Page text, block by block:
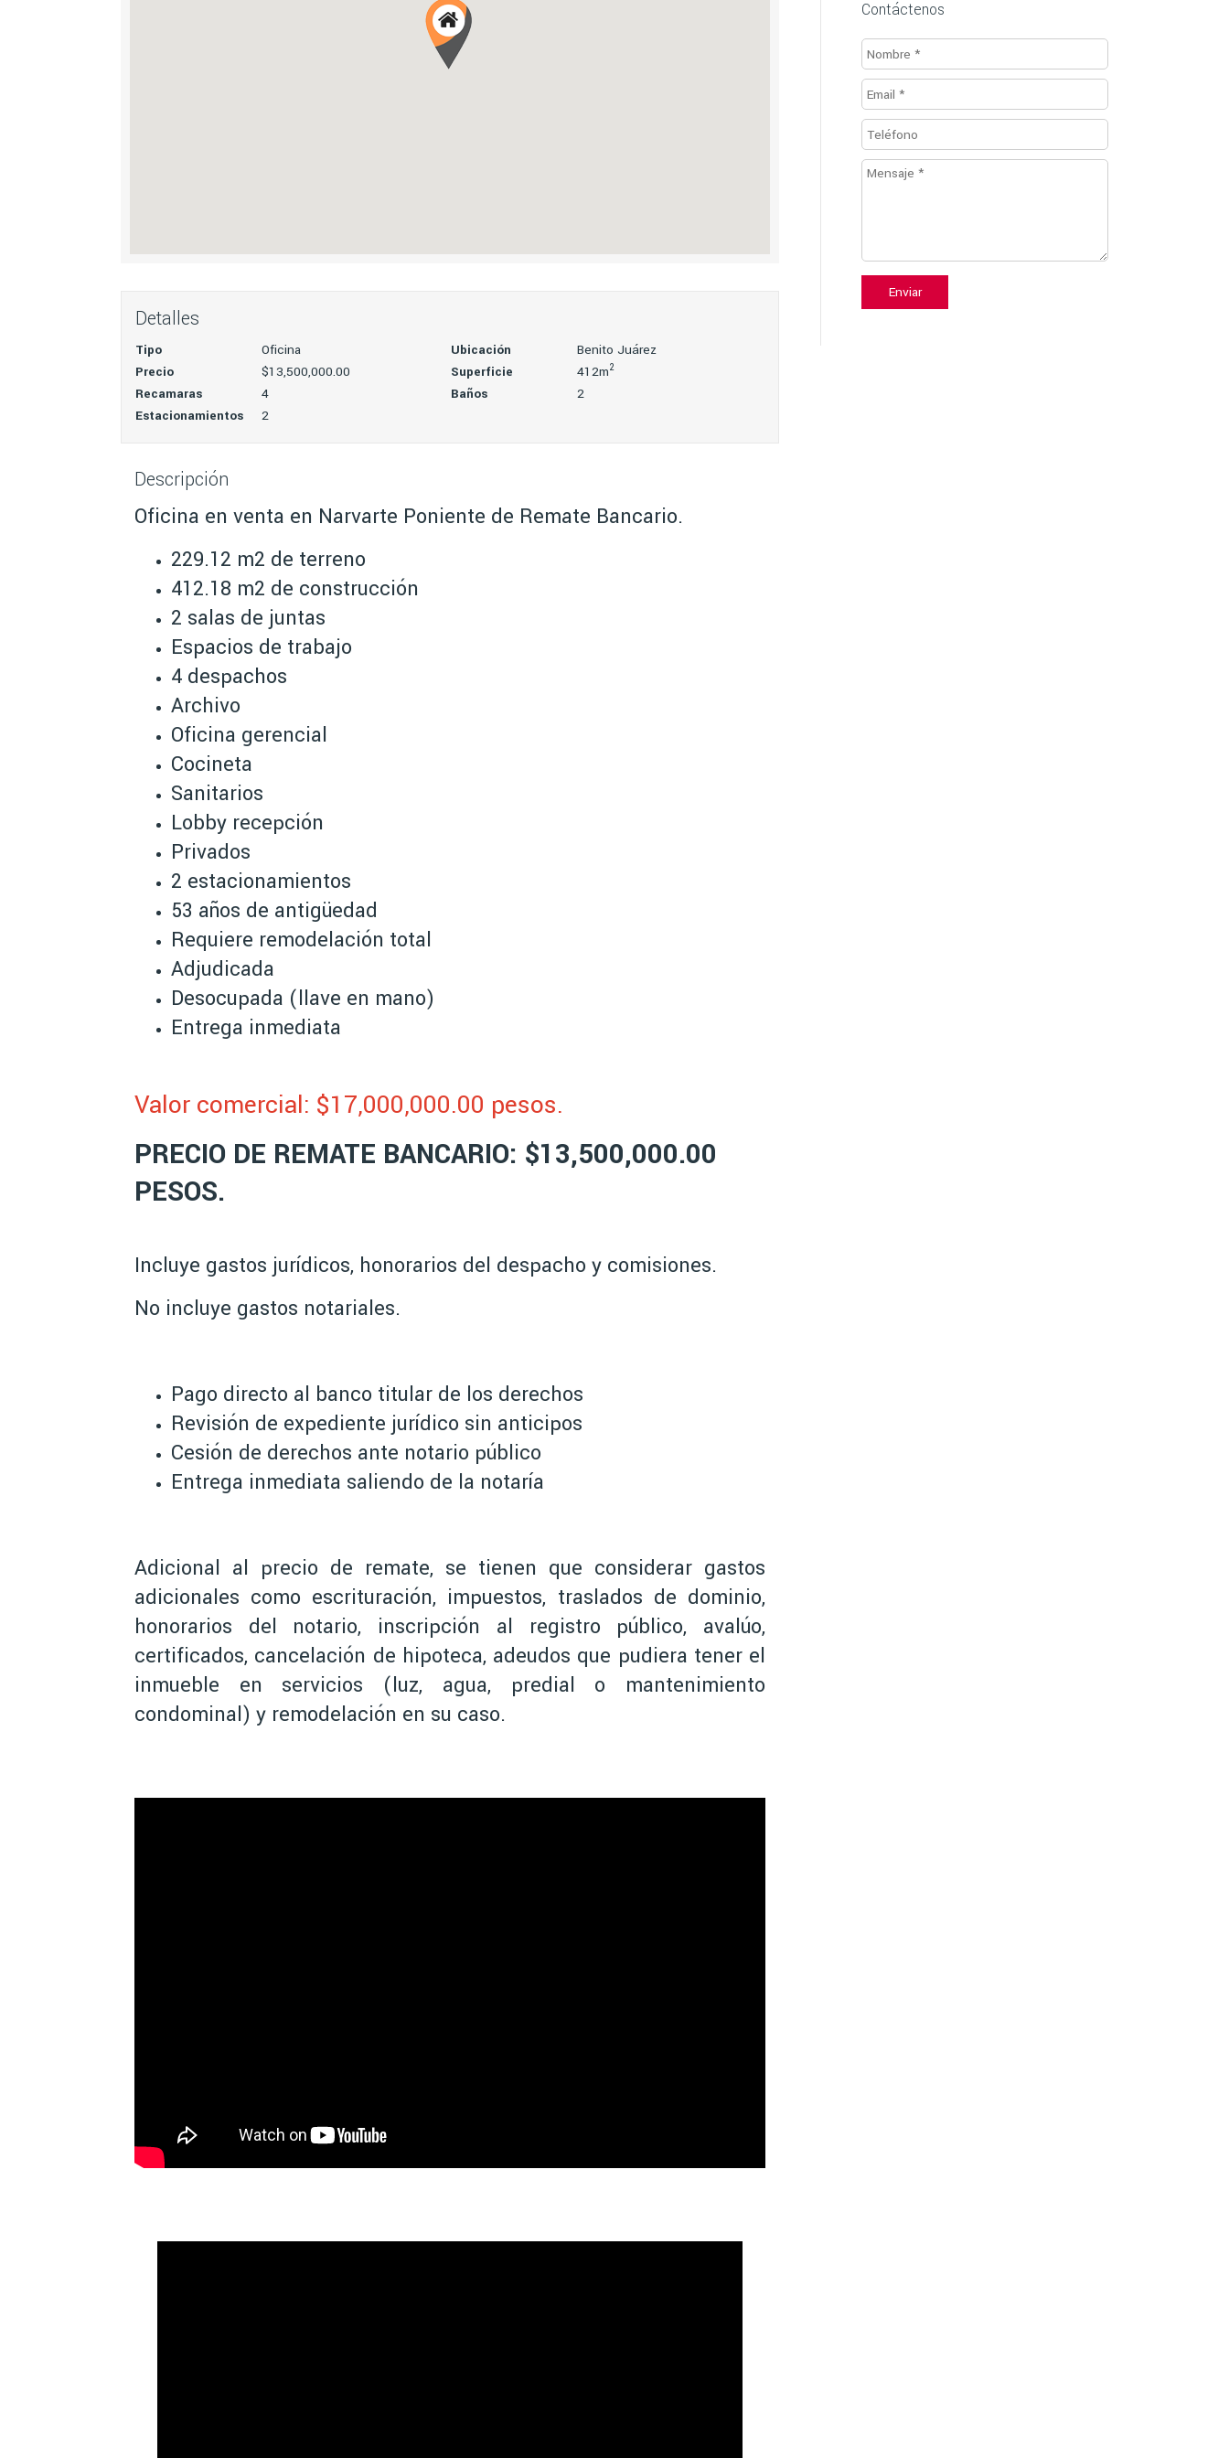
Detalles
Tipo Oficina Ubicación
Benito Juárez
Precio
$13,500,000.00 Superficie 412m2
Recamaras 4 Baños
2
Estacionamientos
2
Descripción
Oficina en venta en Narvarte Poniente de Remate Bancario.
229.12 m2 de terreno
412.18 m2 de construcción
2 salas de juntas
Espacios de trabajo
4 despachos
Archivo
Oficina gerencial
Cocineta
Sanitarios
Lobby recepción
Privados
2 estacionamientos
53 años de antigüedad
Requiere remodelación total
Adjudicada
Desocupada (llave en mano)
Entrega inmediata
Valor comercial: $17,000,000.00 pesos.
PRECIO DE REMATE BANCARIO: $13,500,000.00
PESOS.
Incluye gastos jurídicos, honorarios del despacho y comisiones.
No incluye gastos notariales.
Pago directo al banco titular de los derechos
Revisión de expediente jurídico sin anticipos
Cesión de derechos ante notario público
Entrega inmediata saliendo de la notaría
Adicional al precio de remate, se tienen que considerar gastos
adicionales como escrituración, impuestos, traslados de dominio,
honorarios del notario, inscripción al registro público, avalúo,
certificados, cancelación de hipoteca, adeudos que pudiera tener el
inmueble en servicios (luz, agua, predial o mantenimiento
condominal) y remodelación en su caso.
Contáctenos
Enviar